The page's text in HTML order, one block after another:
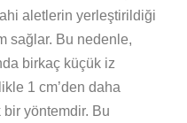
aletlerin yerleştirildiği
sağlar. Bu nedenle,
birkaç küçük iz
1 cm’den daha
yöntemdir. Bu